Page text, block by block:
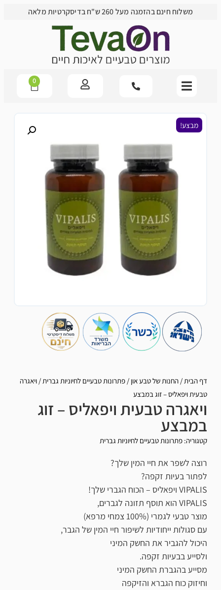
משלוח חינם בהזמנה מעל 260 ש"ח בדיסקרטיות מלאה
0
מבצע!
דף הבית/ החנות של טבע און / פתרונות טבעיים לחיוניות גברית/ ויאגרה
טבעית ויפאליס – זוג במבצע
ויאגרה טבעית ויפאליס – זוג
במבצע
קטגוריה: פתרונות טבעיים לחיוניות גברית
רוצה לשפר את חיי המין שלך?
לפתור בעיות זקפה?
VIPALIS ויפאליס – הכוח הגברי שלך!
VIPALIS הוא תוסף תזונה לגברים,
מוצר טבעי לגמרי (100% צמחי מרפא)
עם סגולות ייחודיות לשיפור חיי המין של הגבר,
היכול להגביר את החשק המיני
ולסייע בבעיות זקפה.
מסייע בהגברת החשק המיני
וחיזוק כוח הגברא והזיקפה